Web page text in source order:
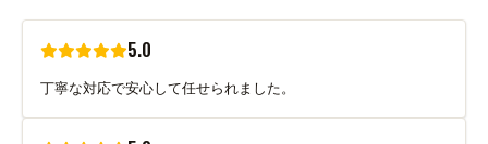
5.0
丁寧な対応で安心して任せられました。